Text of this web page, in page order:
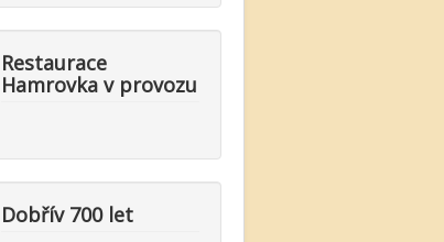
Restaurace
Hamrovka v provozu
Dobřív 700 let